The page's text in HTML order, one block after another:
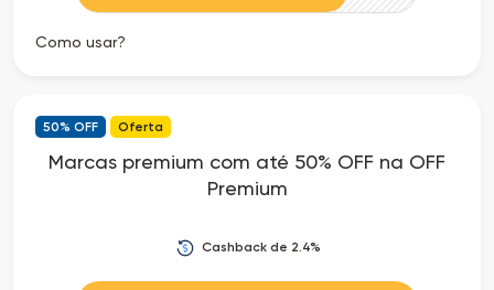
Categorias
as
Como usar?
50% OFF Oferta
Marcas premium com até 50% OFF na OFF
Premium
Cashback de 2.4%